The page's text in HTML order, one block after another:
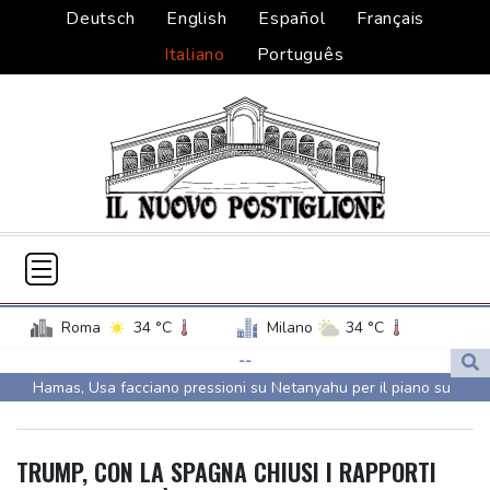
Deutsch English Español
Français
Italiano
Português
Roma 34 °C Milano
34 °C
Napoli
35 °C
--
Hamas, Usa facciano pressioni su Netanyahu per il piano su
Gaza
TRUMP, CON LA SPAGNA CHIUSI I RAPPORTI